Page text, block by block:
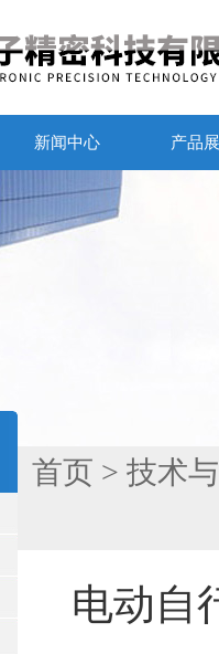
新闻中心 产品
首页 > 技术
电动自